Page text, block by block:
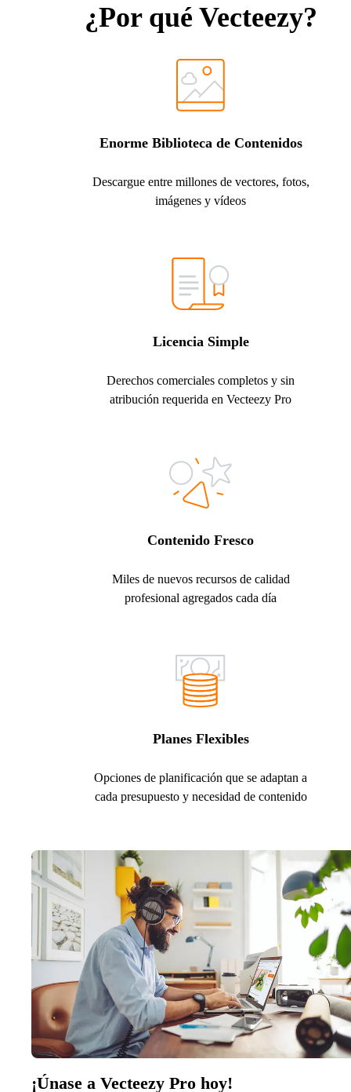
¿Por qué Vecteezy?
Enorme Biblioteca de Contenidos
Descargue entre millones de vectores, fotos,
imágenes y vídeos
Licencia Simple
Derechos comerciales completos y sin
atribución requerida en Vecteezy Pro
Contenido Fresco
Miles de nuevos recursos de calidad
profesional agregados cada día
Planes Flexibles
Opciones de planificación que se adaptan a
cada presupuesto y necesidad de contenido
¡Únase a Vecteezy Pro hoy!